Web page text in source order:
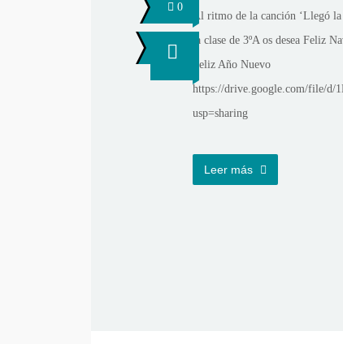
0
Al ritmo de la canción ‘Llegó
la clase de 3ºA os desea Feliz
Feliz Año Nuevo
https://drive.google.com/file/d/
usp=sharing
Leer más